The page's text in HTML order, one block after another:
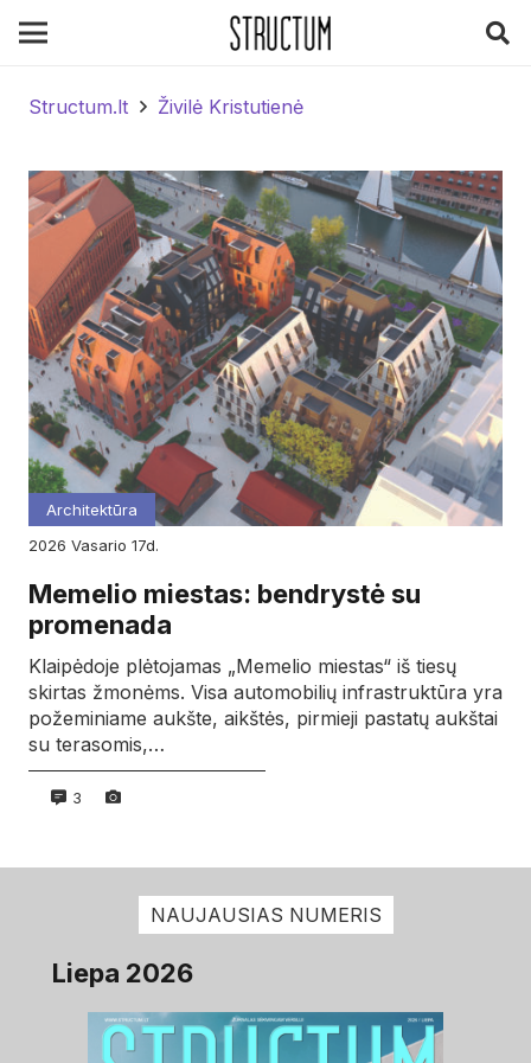
Structum.lt Živilė Kristutienė
Architektūra
2026
vasario 17d.
Memelio miestas: bendrystė su
promenada
Klaipėdoje plėtojamas „Memelio miestas“ iš tiesų
skirtas žmonėms. Visa automobilių infrastruktūra yra
požeminiame aukšte, aikštės, pirmieji pastatų aukštai
su terasomis,…
3
NAUJAUSIAS NUMERIS
Liepa 2026